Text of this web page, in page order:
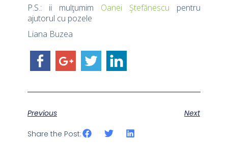
P.S.: ii mulţumim Oanei Ştefănescu pentru
ajutorul cu pozele
Liana Buzea
Previous Next
Share the Post: